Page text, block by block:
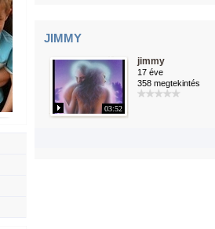
JIMMY
03:52
jimmy
17 éve
358 megtekintés